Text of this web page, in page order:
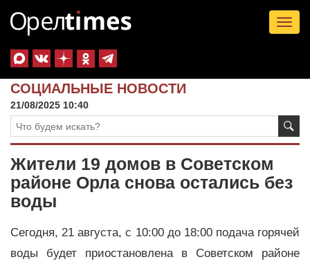
СОЦИАЛЬНЫЕ НОВОСТИ
21/08/2025 10:40
Жители 19 домов в Советском
районе Орла снова остались без
воды
Сегодня, 21 августа, с 10:00 до 18:00 подача горячей
воды будет приостановлена в Советском районе